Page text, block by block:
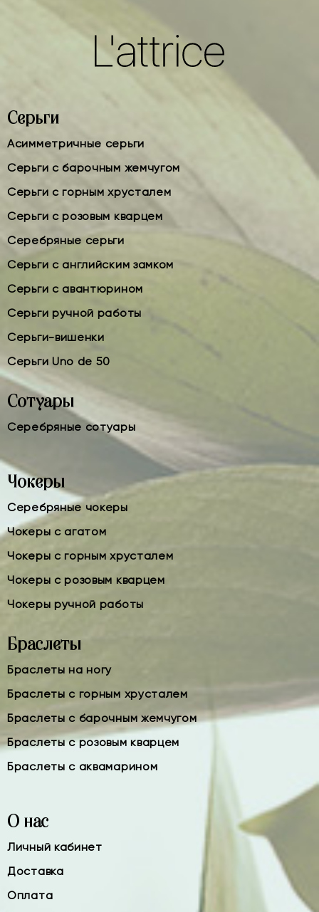
Серьги
Асимметричные серьги
Серьги с барочным жемчугом
Серьги с горным хрусталем
Серьги с розовым кварцем
Серебряные серьги
Серьги с английским замком
Серьги с авантюрином
Серьги ручной работы
Серьги-вишенки
Серьги Uno de 50
Сотуары
Серебряные сотуары
Чокеры
Серебряные чокеры
Чокеры с агатом
Чокеры с горным хрусталем
Чокеры с розовым кварцем
Чокеры ручной работы
Браслеты
Браслеты на ногу
Браслеты с горным хрусталем
Браслеты с барочным жемчугом
Браслеты с розовым кварцем
Браслеты с аквамарином
О нас
Личный кабинет
Доставка
Оплата